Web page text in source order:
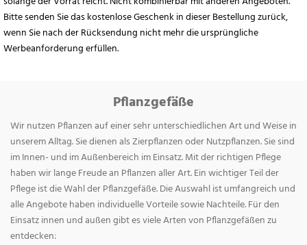
Bitte senden Sie das kostenlose Geschenk in dieser Bestellung zurück,
wenn Sie nach der Rücksendung nicht mehr die ursprüngliche
Werbeanforderung erfüllen.
Pflanzgefäße
Wir nutzen Pflanzen auf einer sehr unterschiedlichen Art und Weise in
unserem Alltag. Sie dienen als Zierpflanzen oder Nutzpflanzen. Sie sind
im Innen- und im Außenbereich im Einsatz. Mit der richtigen Pflege
haben wir lange Freude an Pflanzen aller Art. Ein wichtiger Teil der
Pflege ist die Wahl der Pflanzgefäße. Die Auswahl ist umfangreich und
alle Angebote haben individuelle Vorteile sowie Nachteile. Für den
Einsatz innen und außen gibt es viele Arten von Pflanzgefäßen zu
entdecken: